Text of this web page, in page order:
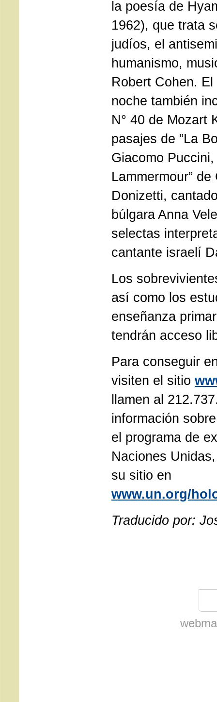
la poesía de
1962), que trata
judíos, el
humanismo,
Robert Cohen.
noche también
N° 40 de Mozart
pasajes de ”La
Giacomo
Lammermour” de
Donizetti,
búlgara Anna
selectas
cantante israelí
Los
así como los
enseñanza
tendrán acceso
Para conseguir
visiten el sitio
llamen al
información
el programa de
Naciones
su sitio en
www.un.org/
Traducido por: